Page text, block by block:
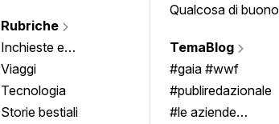
Rubriche
Inchieste e
approfondimenti
Viaggi
Tecnologia
Storie bestiali
Qualcosa di buono
TemaBlog
#gaia #wwf
#publiredazionale
#le aziende